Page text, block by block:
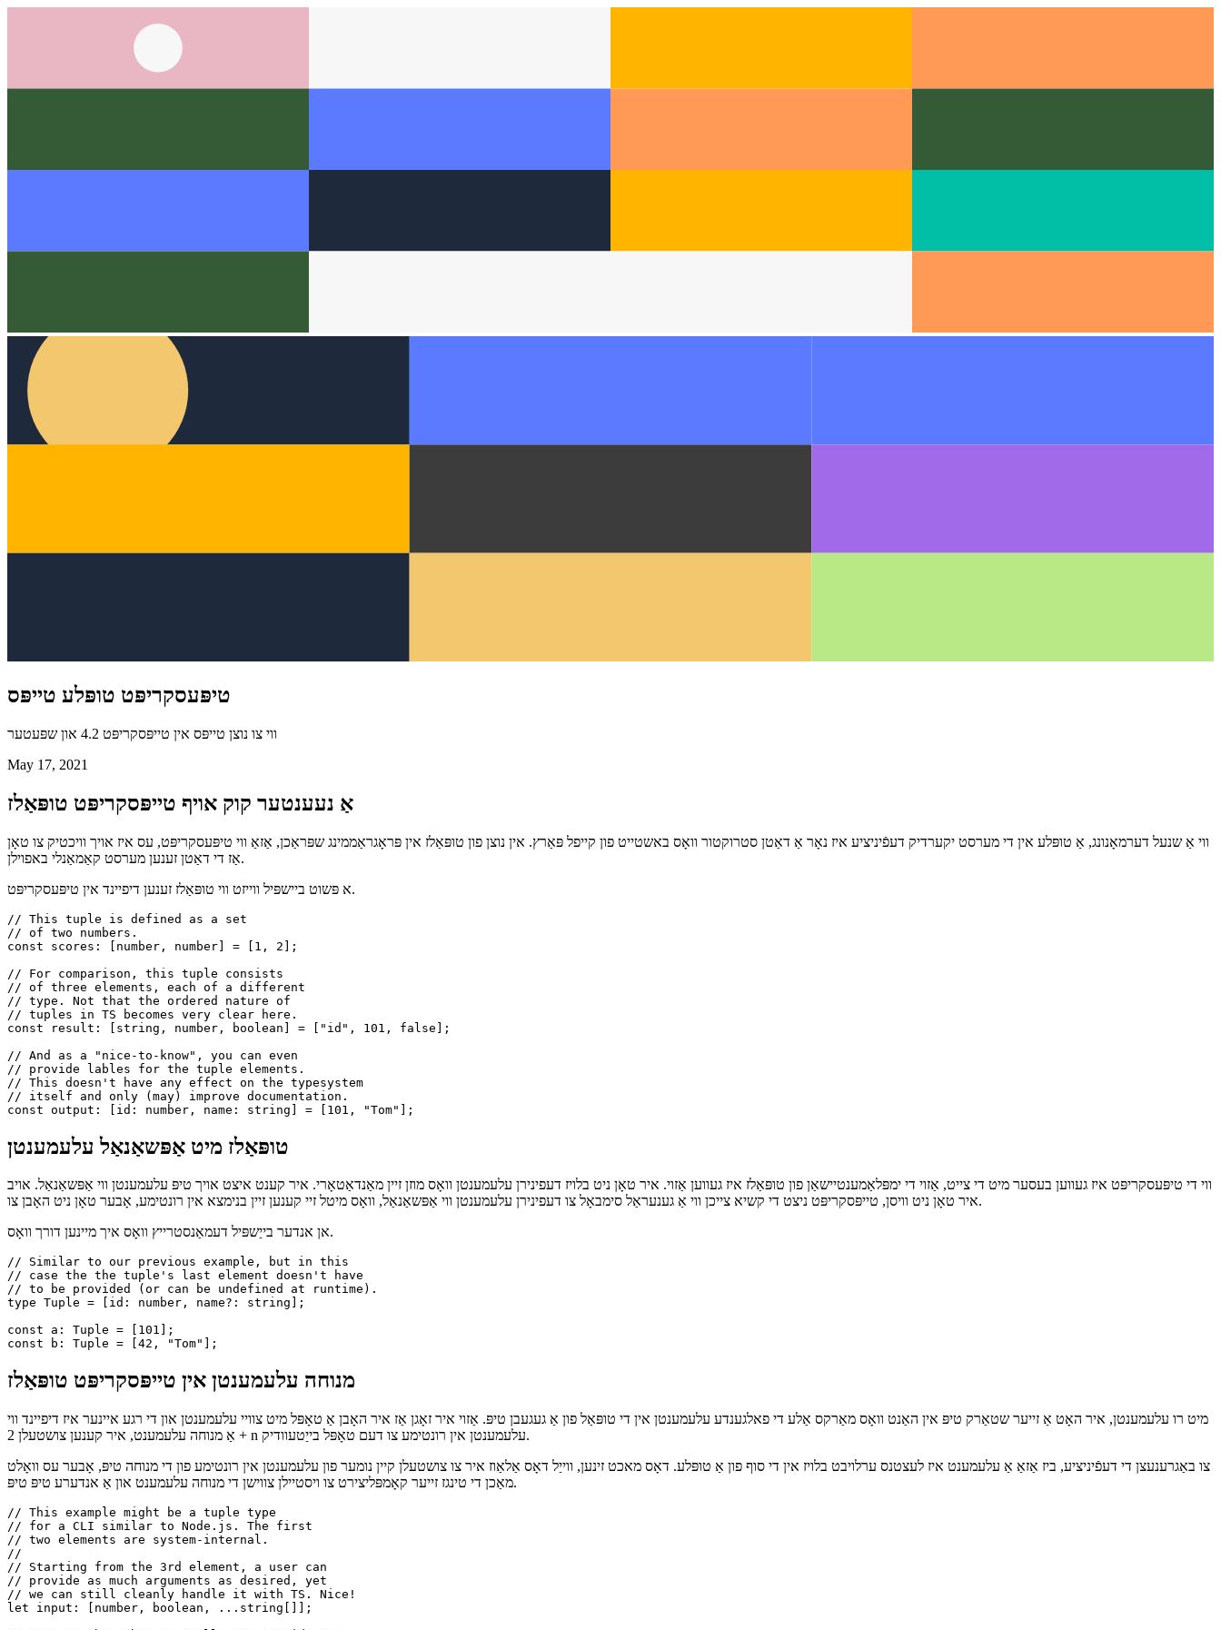
טיפּעסקריפּט טופּלע טייפּס
May 17, 2021
אַ נעענטער קוק אויף טייפּסקריפּט טופּאַלז
ווי אַ שנעל דערמאָנונג, אַ טופּלע אין די מערסט יקערדיק דעפֿיניציע איז נאָר אַ דאַטן סטרוקטור וואָס באשטייט פון קייפל פּאַרץ. אין נוצן פון טופּאַלז אין פּראָגראַממינג שפּראַכן, אַזאַ ווי טיפּעסקריפּט, עס איז אויך וויכטיק צו טאָן
// of two numbers.
const scores: [number, number] = [1, 2];
// For comparison, this tuple consists
// of three elements, each of a different
// tuples in TS becomes very clear here.
const result: [string, number, boolean] = ["id", 101, false];
// And as a "nice-to-know", you can even
// provide lables for the tuple elements.
// itself and only (may) improve documentation.
טופּאַלז מיט אַפּשאַנאַל עלעמענטן
ווי די טיפּעסקריפּט איז געווען בעסער מיט די צייט, אַזוי די ימפּלאַמענטיישאַן פון טופּאַלז איז געווען אַזוי. איר טאָן ניט בלויז דעפינירן עלעמענטן וואָס מוזן זיין מאַנדאַטאָרי. איר קענט איצט אויך טיפּ עלעמענטן ווי אַפּשאַנאַל. אויב
// Similar to our previous example, but in this
// to be provided (or can be undefined at runtime).
type Tuple = [id: number, name?: string];
const a: Tuple = [101];
מנוחה עלעמענטן אין טייפּסקריפּט טופּאַלז
מיט רו עלעמענטן, איר האָט אַ זייער שטאַרק טיפּ אין האַנט וואָס מאַרקס אַלע די פאלגענדע עלעמענטן אין די טופּאַל פון אַ געגעבן טיפּ. אַזוי איר זאָגן אַז איר האָבן אַ טאָפּל מיט צוויי עלעמענטן און די רגע איינער איז דיפיינד ווי
צו באַגרענעצן די דעפֿיניציע, ביז אַזאַ אַ עלעמענט איז לעצטנס ערלויבט בלויז אין די סוף פון אַ טופּלע. דאָס מאכט זינען, ווייַל דאָס אַלאַוז איר צו צושטעלן קיין נומער פון עלעמענטן אין רונטימע פון די מנוחה טיפּ, אָבער עס וואָלט
// This example might be a tuple type
// for a CLI similar to Node.js. The first
// two elements are system-internal.
//
// Starting from the 3rd element, a user can